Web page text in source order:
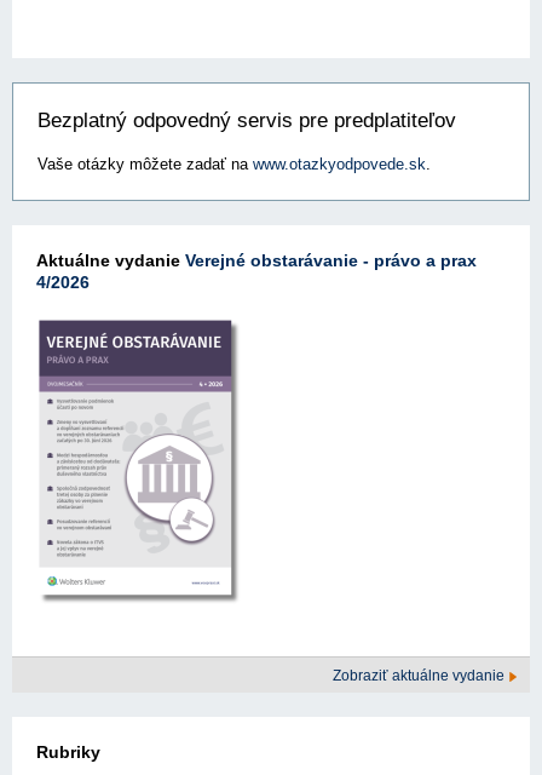
Bezplatný odpovedný servis pre predplatiteľov
Vaše otázky môžete zadať na www.otazkyodpovede.sk.
Aktuálne vydanie Verejné obstarávanie - právo a prax
4/2026
Zobraziť aktuálne vydanie
Rubriky